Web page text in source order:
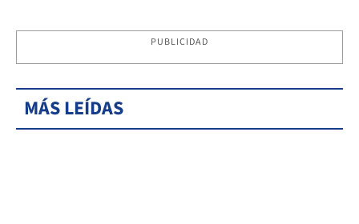
PUBLICIDAD
MÁS LEÍDAS